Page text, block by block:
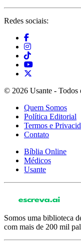
Redes sociais:
© 2026 Usante - Todos
Quem Somos
Política Editorial
Termos e
Contato
Bíblia Online
Médicos
Usante
Somos uma biblioteca
com mais de 200 mil